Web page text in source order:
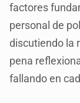
factores
personal de
discutiendo la
pena
fallando en